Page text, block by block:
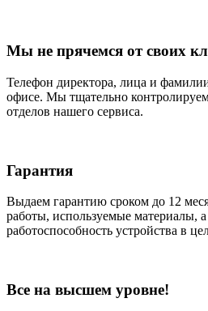
Мы не прячемся от своих
Телефон директора, лица и
офисе. Мы тщательно контролируем
отделов нашего сервиса.
Гарантия
Выдаем гарантию сроком до 12
работы, используемые материалы,
работоспособность устройства в
Все на высшем уровне!